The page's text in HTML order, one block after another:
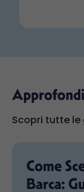
Scopri tutte le
Come
Barca: